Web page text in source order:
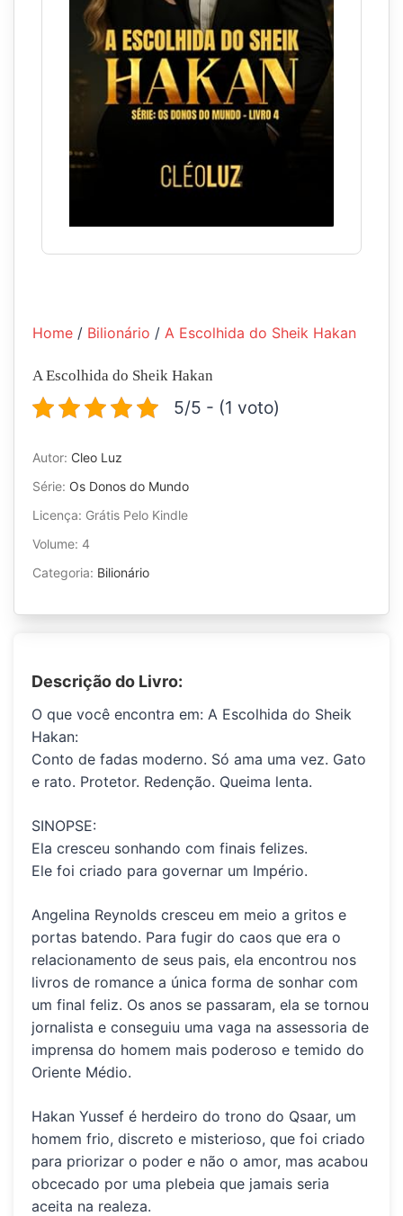
Home / Bilionário / A Escolhida do Sheik Hakan
A Escolhida do Sheik Hakan
5/5 - (1 voto)
Autor: Cleo Luz
Série: Os Donos do Mundo
Licença: Grátis Pelo Kindle
Volume: 4
Categoria: Bilionário
Descrição do Livro:
O que você encontra em: A Escolhida do Sheik
Hakan:
Conto de fadas moderno. Só ama uma vez. Gato
e rato. Protetor. Redenção. Queima lenta.
SINOPSE:
Ela cresceu sonhando com finais felizes.
Ele foi criado para governar um Império.
Angelina Reynolds cresceu em meio a gritos e
portas batendo. Para fugir do caos que era o
relacionamento de seus pais, ela encontrou nos
livros de romance a única forma de sonhar com
um final feliz. Os anos se passaram, ela se tornou
jornalista e conseguiu uma vaga na assessoria de
imprensa do homem mais poderoso e temido do
Oriente Médio.
Hakan Yussef é herdeiro do trono do Qsaar, um
homem frio, discreto e misterioso, que foi criado
para priorizar o poder e não o amor, mas acabou
obcecado por uma plebeia que jamais seria
aceita na realeza.